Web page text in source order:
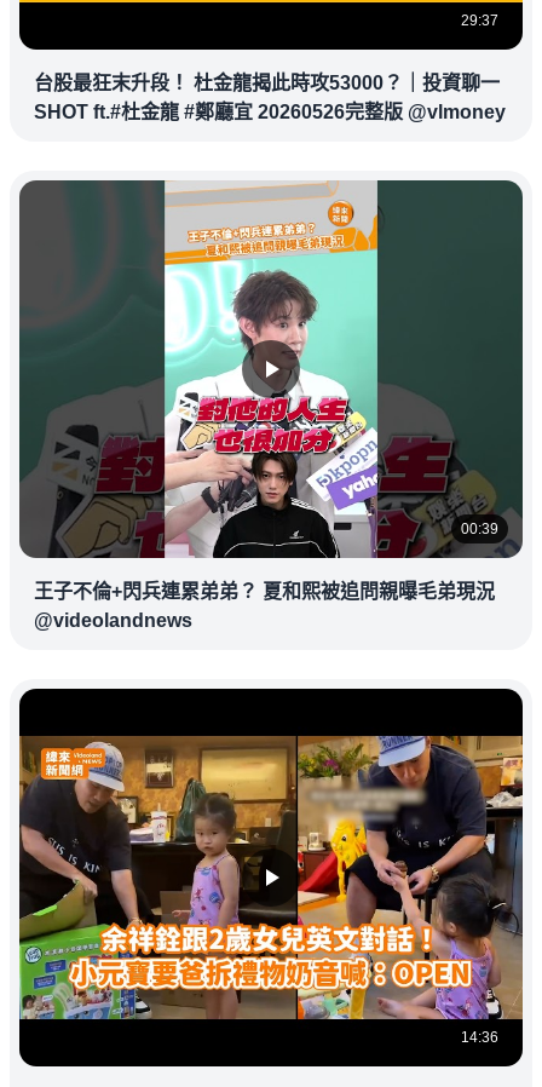
29:37
台股最狂末升段！ 杜金龍揭此時攻53000？｜投資聊一
SHOT ft.#杜金龍 #鄭廳宜 20260526完整版 @vlmoney
00:39
王子不倫+閃兵連累弟弟？ 夏和熙被追問親曝毛弟現況
@videolandnews
14:36